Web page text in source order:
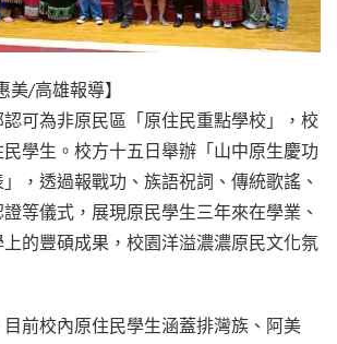
美/高雄報導】
可為非原民區「原住民重點學校」，校
學生。校方十五日舉辦「山中原生慶功
，透過報戰功、族語祝詞、傳統歌謠、
等儀式，展現原民學生三年來在學業、
的豐碩成果，校園洋溢濃濃原民文化氛
前校內原住民學生涵蓋排灣族、阿美